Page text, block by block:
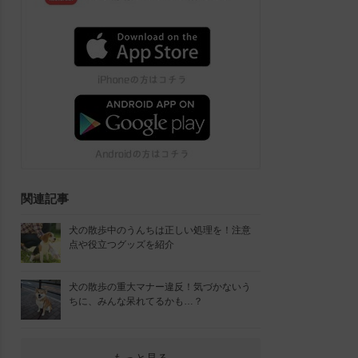
関連記事
犬の散歩中のうんちは正しい処理を！注意
点や役立つグッズを紹介
犬の散歩の重大マナー違反！気づかないう
ちに、みんな呆れてるかも…？